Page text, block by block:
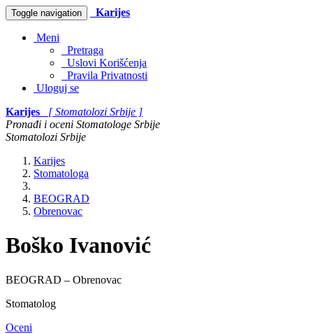
Toggle navigation Karijes
Meni
Pretraga
Uslovi Korišćenja
Pravila Privatnosti
Uloguj se
Karijes
[ Stomatolozi Srbije ]
Pronađi i oceni Stomatologe Srbije
Stomatolozi Srbije
Karijes
Stomatologa
BEOGRAD
Obrenovac
Boško Ivanović
BEOGRAD – Obrenovac
Stomatolog
Oceni